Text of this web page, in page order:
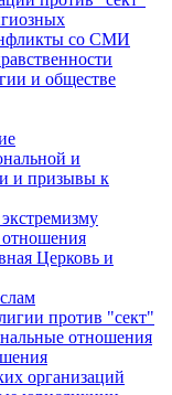
со СМИ
и обществе
и
и призывы к
Церковь и
против "сект"
отношения
организаций